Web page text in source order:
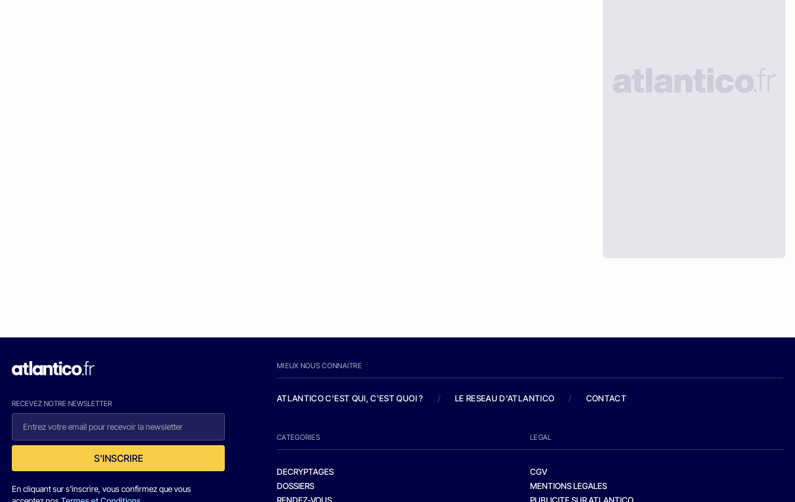
RECEVEZ NOTRE NEWSLETTER
S'INSCRIRE
En cliquant sur s'inscrire, vous confirmez que vous
MIEUX NOUS CONNAITRE
ATLANTICO C'EST QUI, C'EST QUOI ? / LE RESEAU D'ATLANTICO / CONTACT
CATEGORIES
DECRYPTAGES
DOSSIERS
RENDEZ-VOUS
LEGAL
CGV
MENTIONS LEGALES
PUBLICITE SUR ATLANTICO